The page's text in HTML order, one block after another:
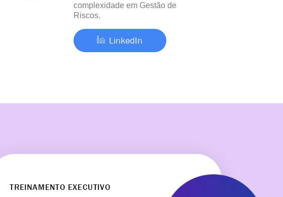
complexidade em Gestão de
Riscos.
LinkedIn
TREINAMENTO EXECUTIVO